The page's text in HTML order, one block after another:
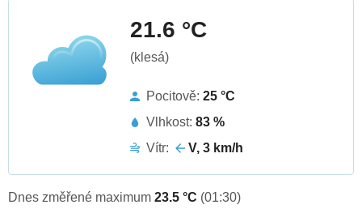
21.6 °C
(klesá)
Pocitově: 25 °C
Vlhkost: 83 %
Vítr:
V, 3 km/h
Dnes změřené maximum 23.5 °C (01:30)